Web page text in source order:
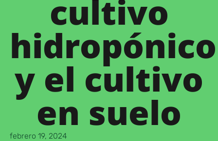
cultivo
hidropónico
y el cultivo
en suelo
febrero 19, 2024